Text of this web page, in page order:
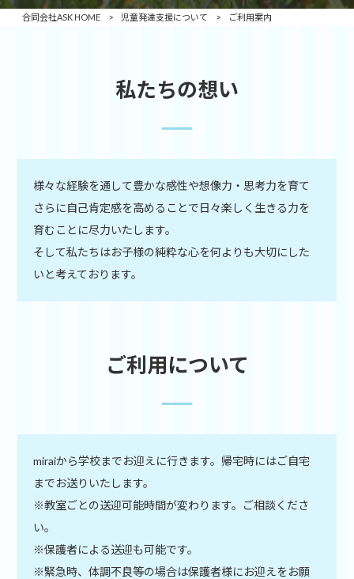
合同会社ASK HOME > 児童発達支援について > ご利用案内
私たちの想い
様々な経験を通して豊かな感性や想像力・思考力を育て
さらに自己肯定感を高めることで日々楽しく生きる力を
育むことに尽力いたします。
そして私たちはお子様の純粋な心を何よりも大切にした
いと考えております。
ご利用について
miraiから学校までお迎えに行きます。帰宅時にはご自宅
までお送りいたします。
※教室ごとの送迎可能時間が変わります。ご相談くださ
い。
※保護者による送迎も可能です。
※緊急時、体調不良等の場合は保護者様にお迎えをお願